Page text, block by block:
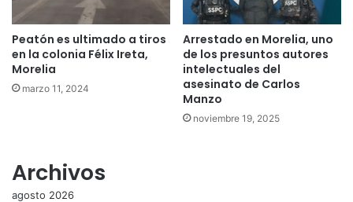
Peatón es ultimado a tiros
en la colonia Félix Ireta,
Morelia
marzo 11, 2024
Arrestado en Morelia, uno
de los presuntos autores
intelectuales del
asesinato de Carlos
Manzo
noviembre 19, 2025
Archivos
agosto 2026